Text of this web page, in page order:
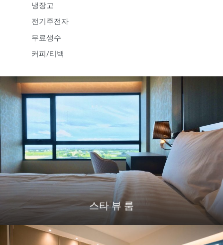
냉장고
전기주전자
무료생수
커피/티백
스타 뷰 룸